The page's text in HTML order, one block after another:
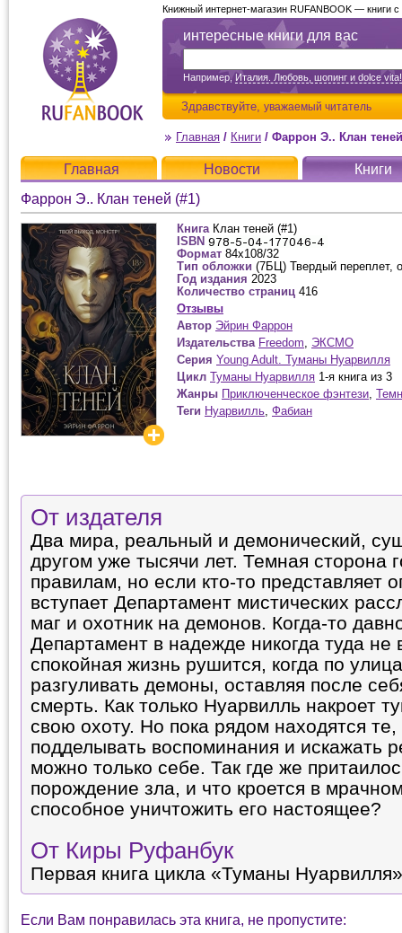
интересные книги для вас
Например,Италия. Любовь, шопинг и dolce vita!
Здравствуйте, уважаемый читатель
Книжный интернет-магазин RUFANBOOK — книги
Главная / Книги / Фаррон Э.. Клан
Главная Новости
Книги
Фаррон Э.. Клан теней (#1)
Книга Клан теней (#1)
ISBN
Формат 84x108/32
Тип обложки (7БЦ) Твердый переплет,
Год издания 2023
Количество страниц 416
Отзывы
Автор Эйрин Фаррон
Издательства Freedom, ЭКСМО
Серия Young Adult. Туманы Нуарвилля
Цикл Туманы Нуарвилля 1-я книга из 3
Жанры Приключенческое фэнтези,
Теги Нуарвилль, Фабиан
От издателя
Два мира, реальный и демонический,
другом уже тысячи лет. Темная сторона
правилам, но если кто-то представляет
вступает Департамент мистических
маг и охотник на демонов. Когда-то
Департамент в надежде никогда туда не
спокойная жизнь рушится, когда по
разгуливать демоны, оставляя после
смерть. Как только Нуарвилль накроет
свою охоту. Но пока рядом находятся
подделывать воспоминания и искажать
можно только себе. Так где же
порождение зла, и что кроется в
способное уничтожить его настоящее?
От Киры Руфанбук
Первая книга цикла «Туманы
Если Вам понравилась эта книга, не пропустите: